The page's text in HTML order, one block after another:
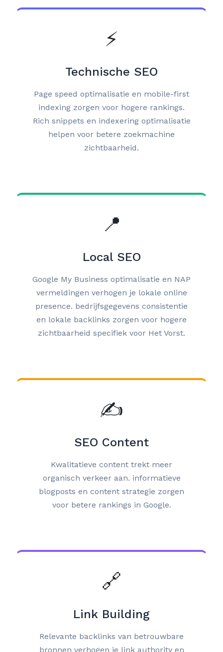
⚡
Technische SEO
Page speed optimalisatie en mobile-first
indexing zorgen voor hogere rankings.
Rich snippets en indexering optimalisatie
helpen voor betere zoekmachine
zichtbaarheid.
📍
Local SEO
Google My Business optimalisatie en NAP
vermeldingen verhogen je lokale online
presence. bedrijfsgegevens consistentie
en lokale backlinks zorgen voor hogere
zichtbaarheid specifiek voor Het Vorst.
✍️
SEO Content
Kwalitatieve content trekt meer
organisch verkeer aan. informatieve
blogposts en content strategie zorgen
voor betere rankings in Google.
🔗
Link Building
Relevante backlinks van betrouwbare
bronnen verhogen je link authority en